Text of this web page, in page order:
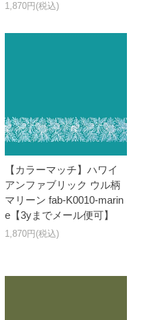
1,870円(税込)
【カラーマッチ】ハワイ
アンファブリック ウル柄
マリーン fab-K0010-marin
e【3yまでメール便可】
1,870円(税込)